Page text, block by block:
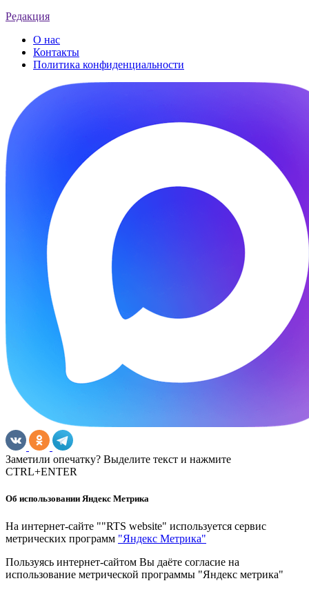
Редакция
О нас
Контакты
Политика конфиденциальности
Заметили опечатку? Выделите текст и нажмите
CTRL+ENTER
Об использовании Яндекс Метрика
На интернет-сайте ""RTS website" используется сервис
метрических программ "Яндекс Метрика"
Пользуясь интернет-сайтом Вы даёте согласие на
использование метрической программы "Яндекс метрика"